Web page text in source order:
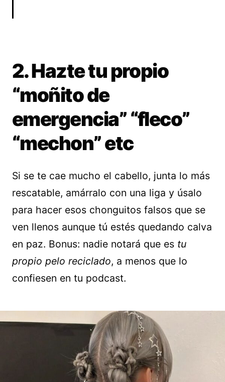
2. Hazte tu propio
“moñito de
emergencia” “fleco”
“mechon” etc
Si se te cae mucho el cabello, junta lo más
rescatable, amárralo con una liga y úsalo
para hacer esos chonguitos falsos que se
ven llenos aunque tú estés quedando calva
en paz. Bonus: nadie notará que es tu
propio pelo reciclado, a menos que lo
confiesen en tu podcast.